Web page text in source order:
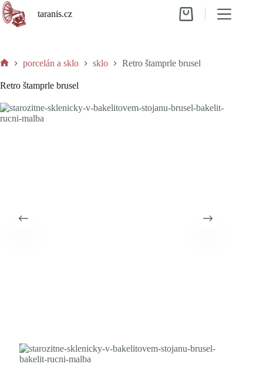
Skip
to
content
taranis.cz
Shopping
porcelán a sklo sklo Retro štamprle brusel
Retro štamprle brusel